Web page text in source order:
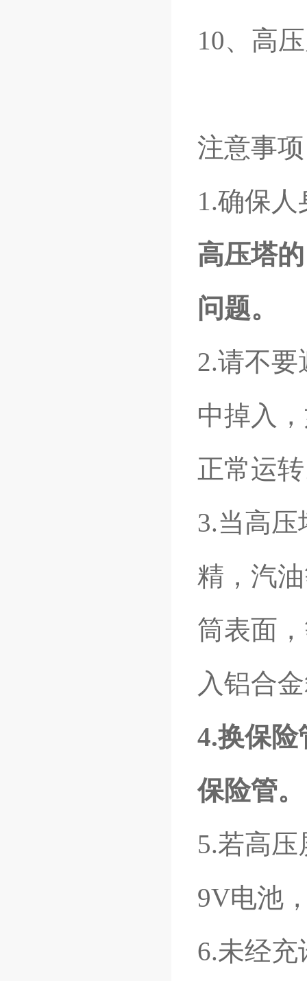
10、高
注意事项
1.确保
高压塔
问题。
2.请不
中掉入
正常运
3.当高
精，汽
筒表面
入铝合
4.换保
保险管。
5.若高
9V电池
6.未经